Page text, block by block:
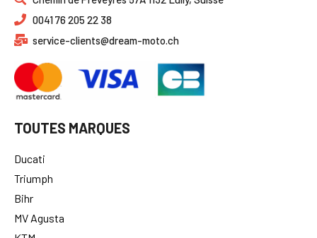
Chemin de Préveyres 57A 1132 Lully, Suisse
0041 76 205 22 38
service-clients@dream-moto.ch
TOUTES MARQUES
Ducati
Triumph
Bihr
MV Agusta